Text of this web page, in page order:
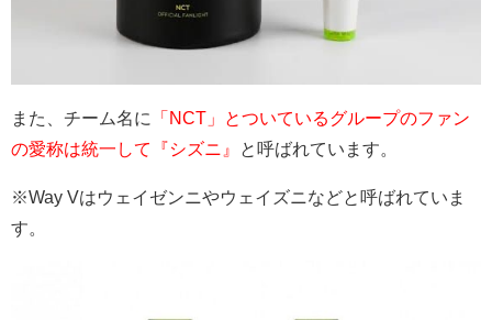
また、チーム名に
「NCT」とついているグループのファン
の愛称は統一して『シズニ』
と呼ばれています。
※Way Vはウェイゼンニやウェイズニなどと呼ばれていま
す。